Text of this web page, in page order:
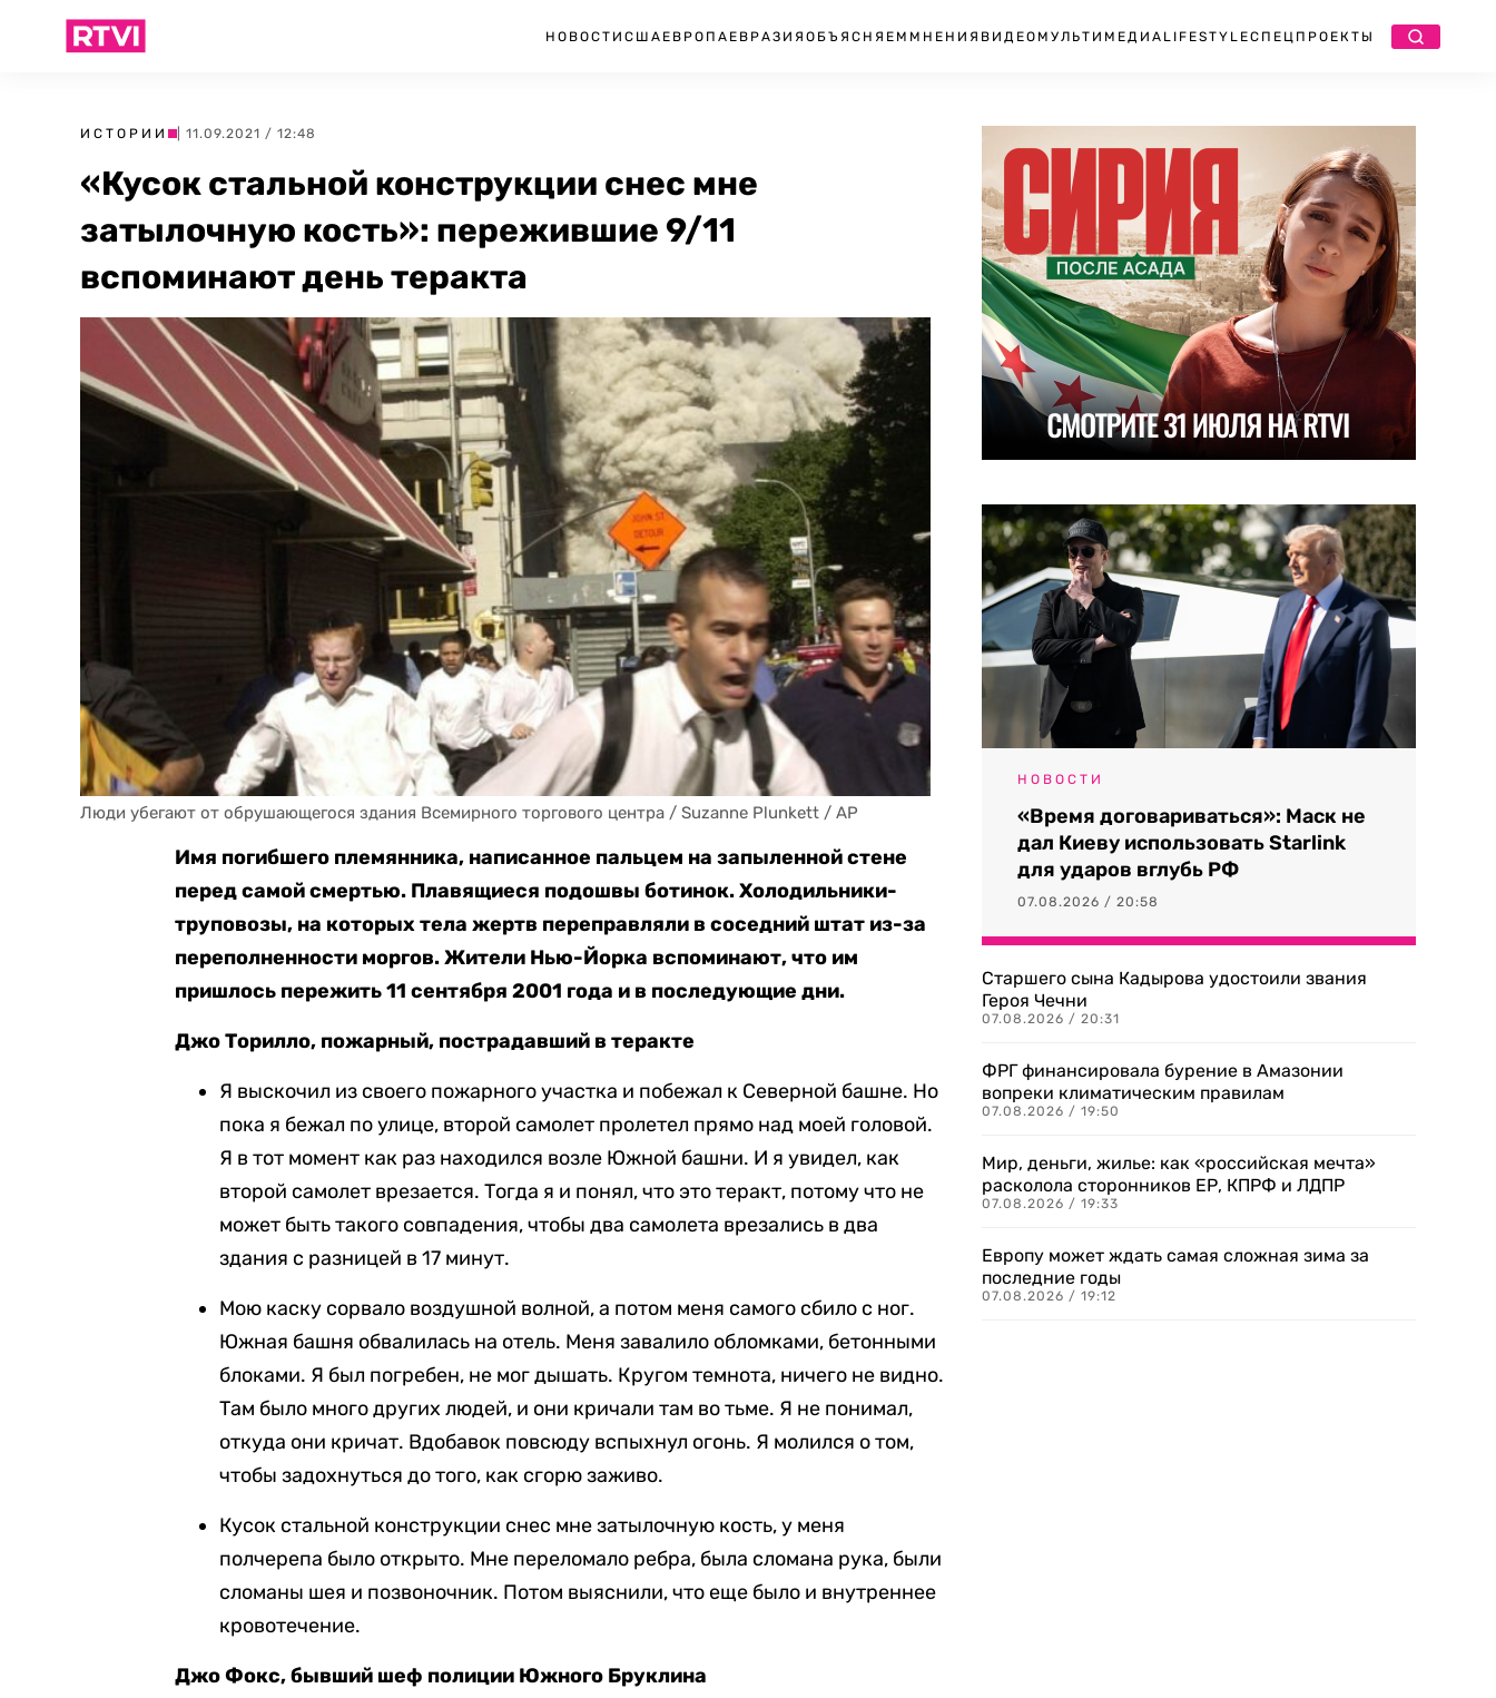
НОВОСТИ США ЕВРОПА ЕВРАЗИЯ ОБЪЯСНЯЕМ МНЕНИЯ ВИДЕО МУЛЬТИМЕДИА LIFESTYLEСПЕЦПРОЕКТЫ
ИСТОРИИ | 11.09.2021 / 12:48
«Кусок стальной конструкции снес мне
затылочную кость»: пережившие 9/11
вспоминают день теракта
Люди убегают от обрушающегося здания Всемирного торгового центра / Suzanne Plunkett / AP
Имя погибшего племянника, написанное пальцем на запыленной стене
перед самой смертью. Плавящиеся подошвы ботинок. Холодильники-
труповозы, на которых тела жертв переправляли в соседний штат из-за
переполненности моргов. Жители Нью-Йорка вспоминают, что им
пришлось пережить 11 сентября 2001 года и в последующие дни.
Джо Торилло, пожарный, пострадавший в теракте
Я выскочил из своего пожарного участка и побежал к Северной башне. Но
пока я бежал по улице, второй самолет пролетел прямо над моей головой.
Я в тот момент как раз находился возле Южной башни. И я увидел, как
второй самолет врезается. Тогда я и понял, что это теракт, потому что не
может быть такого совпадения, чтобы два самолета врезались в два
здания с разницей в 17 минут.
Мою каску сорвало воздушной волной, а потом меня самого сбило с ног.
Южная башня обвалилась на отель. Меня завалило обломками, бетонными
блоками. Я был погребен, не мог дышать. Кругом темнота, ничего не видно.
Там было много других людей, и они кричали там во тьме. Я не понимал,
откуда они кричат. Вдобавок повсюду вспыхнул огонь. Я молился о том,
чтобы задохнуться до того, как сгорю заживо.
Кусок стальной конструкции снес мне затылочную кость, у меня
полчерепа было открыто. Мне переломало ребра, была сломана рука, были
сломаны шея и позвоночник. Потом выяснили, что еще было и внутреннее
кровотечение.
Джо Фокс, бывший шеф полиции Южного Бруклина
НОВОСТИ
«Время договариваться»: Маск не
дал Киеву использовать Starlink
для ударов вглубь РФ
07.08.2026 / 20:58
Старшего сына Кадырова удостоили звания
Героя Чечни
07.08.2026 / 20:31
ФРГ финансировала бурение в Амазонии
вопреки климатическим правилам
07.08.2026 / 19:50
Мир, деньги, жилье: как «российская мечта»
расколола сторонников ЕР, КПРФ и ЛДПР
07.08.2026 / 19:33
Европу может ждать самая сложная зима за
последние годы
07.08.2026 / 19:12